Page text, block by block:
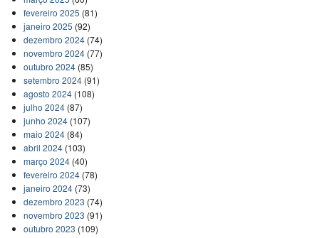
fevereiro 2025 (81)
janeiro 2025 (92)
dezembro 2024(74)
novembro 2024(77)
outubro 2024(85)
setembro 2024(91)
agosto 2024(108)
julho 2024(87)
junho 2024(107)
maio 2024(84)
abril 2024(103)
março 2024(40)
fevereiro 2024(78)
janeiro 2024(73)
dezembro 2023 (74)
novembro 2023 (91)
outubro 2023 (109)